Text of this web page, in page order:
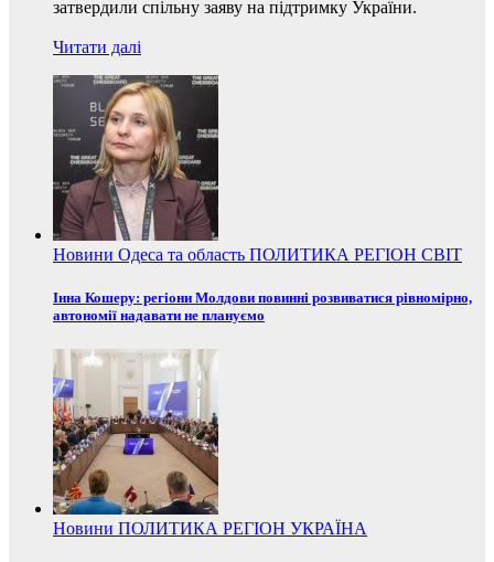
затвердили спільну заяву на підтримку України.
Читати далі
Новини Одеса та область ПОЛИТИКА РЕГІОН СВІТ
Інна Кошеру: регіони Молдови повинні розвиватися рівномірно,
автономії надавати не плануємо
Новини ПОЛИТИКА РЕГІОН УКРАЇНА